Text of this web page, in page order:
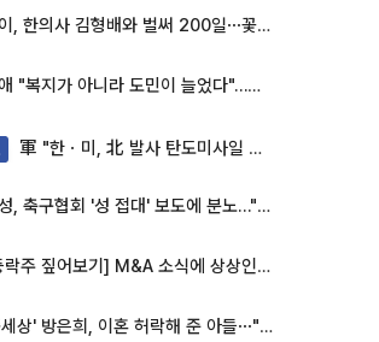
아옳이, 한의사 김형배와 벌써 200일⋯꽃다발 들고 "프러포즈 아냐"
추미애 "복지가 아니라 도민이 늘었다"…재정난 책임론 정면돌파
軍 "한ㆍ미, 北 발사 탄도미사일 제원 정밀분석 중"
박문성, 축구협회 '성 접대' 보도에 분노…"다 말아먹으려고 작정했나"
[급등락주 짚어보기] M&A 소식에 상상인증권ㆍ유니켐 ‘상한가’⋯유증 제동 걸린 SK디앤디↑
'특종세상' 방은희, 이혼 허락해 준 아들⋯"너무 잘 커줬다" 오열